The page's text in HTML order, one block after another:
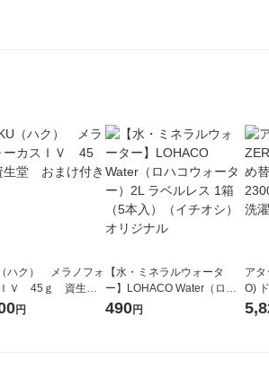
ハク） メラノフォ
ＩＶ 45ｇ 資生
付き
円
【水・ミネラルウォータ
ー】LOHACO Water（ロハ
コウォーター）2L ラベルレ
490円
アタ
O)
ガジ